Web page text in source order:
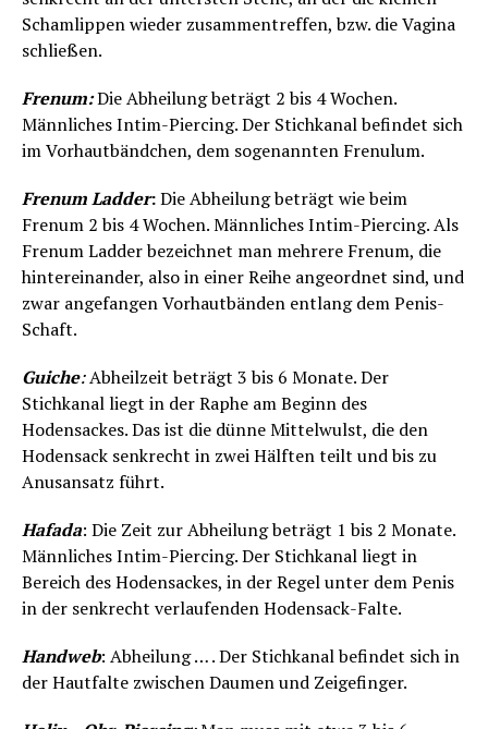
Schamlippen wieder zusammentreffen, bzw. die Vagina
schließen.
Frenum:Die Abheilung beträgt 2 bis 4 Wochen.
Männliches Intim-Piercing. Der Stichkanal befindet sich
im Vorhautbändchen, dem sogenannten Frenulum.
Frenum Ladder:Die Abheilung beträgt wie beim
Frenum 2 bis 4 Wochen. Männliches Intim-Piercing. Als
Frenum Ladder bezeichnet man mehrere Frenum, die
hintereinander, also in einer Reihe angeordnet sind, und
zwar angefangen Vorhautbänden entlang dem Penis-
Schaft.
Guiche:Abheilzeit beträgt 3 bis 6 Monate. Der
Stichkanal liegt in der Raphe am Beginn des
Hodensackes. Das ist die dünne Mittelwulst, die den
Hodensack senkrecht in zwei Hälften teilt und bis zu
Anusansatz führt.
Hafada: Die Zeit zur Abheilung beträgt 1 bis 2 Monate.
Männliches Intim-Piercing. Der Stichkanal liegt in
Bereich des Hodensackes, in der Regel unter dem Penis
in der senkrecht verlaufenden Hodensack-Falte.
Handweb: Abheilung … . Der Stichkanal befindet sich in
der Hautfalte zwischen Daumen und Zeigefinger.